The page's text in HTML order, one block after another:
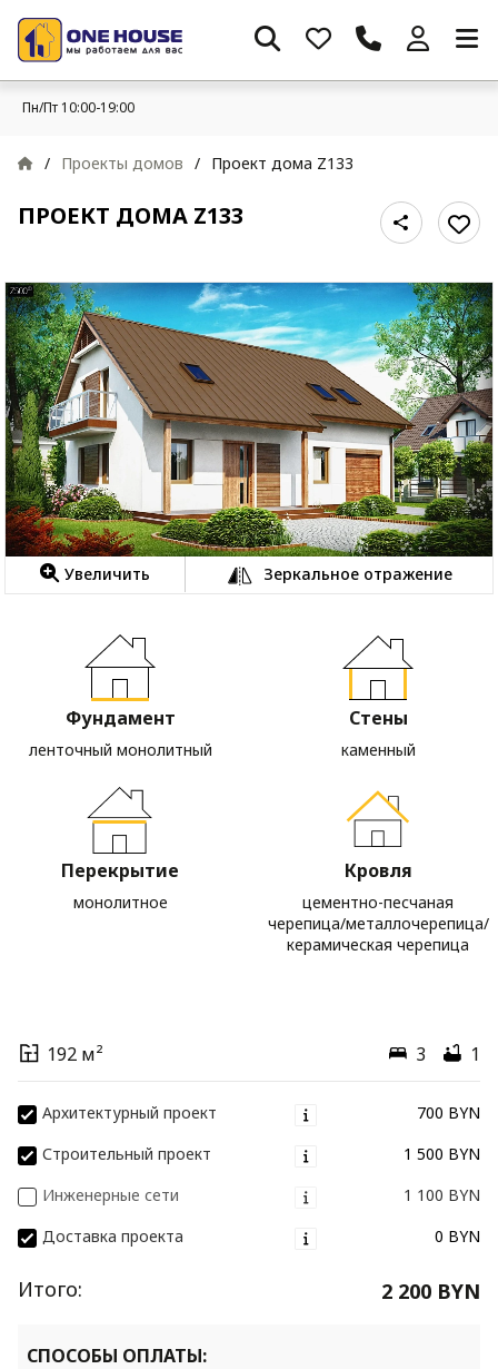
Пн/Пт 10:00-19:00
/ Проекты домов / Проект дома Z133
ПРОЕКТ ДОМА Z133
Увеличить Зеркальное отражение
Фундамент
ленточный монолитный
Стены
каменный
Перекрытие
монолитное
Кровля
цементно-песчаная
черепица/металлочерепица/
керамическая черепица
192 м² 3 1
Архитектурный проект
700 BYN
Строительный проект
1 500 BYN
Инженерные сети
1 100 BYN
Доставка проекта
0 BYN
Итого: 2 200 BYN
СПОСОБЫ ОПЛАТЫ: